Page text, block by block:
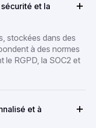
et la
stockées dans des
à des normes
le RGPD, la SOC2 et
et à